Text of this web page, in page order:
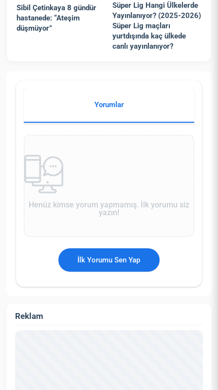
Sibil Çetinkaya 8 gündür
hastanede: “Ateşim
düşmüyor”
Süper Lig Hangi Ülkelerde
Yayınlanıyor? (2025-2026)
Süper Lig maçları
yurtdışında kaç ülkede
canlı yayınlanıyor?
Yorumlar
Henüz kimse yorum yapmamış. İlk yorumu siz
yazın!
İlk Yorumu Sen Yap
Reklam